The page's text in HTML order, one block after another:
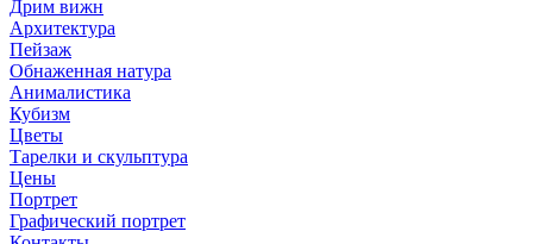
Дрим вижн
Архитектура
Пейзаж
Обнаженная натура
Анималистика
Кубизм
Цветы
Тарелки и скульптура
Цены
Портрет
Графический портрет